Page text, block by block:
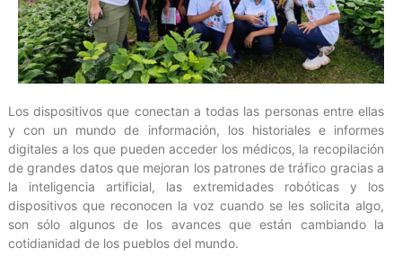
Los dispositivos que conectan a todas las personas entre ellas
y con un mundo de información, los historiales e informes
digitales a los que pueden acceder los médicos, la recopilación
de grandes datos que mejoran los patrones de tráfico gracias a
la inteligencia artificial, las extremidades robóticas y los
dispositivos que reconocen la voz cuando se les solicita algo,
son sólo algunos de los avances que están cambiando la
cotidianidad de los pueblos del mundo.